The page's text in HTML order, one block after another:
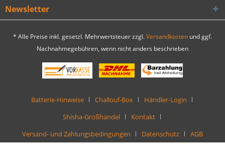
Newsletter
* Alle Preise inkl. gesetzl. Mehrwertsteuer zzgl.Versandkosten und ggf.
Nachnahmegebühren, wenn nicht anders beschrieben
Batterie-Hinweise Challouf-Box
Händler-Login
Shisha-Großhandel
Kontakt
Versand- und Zahlungsbedingungen
Datenschutz AGB